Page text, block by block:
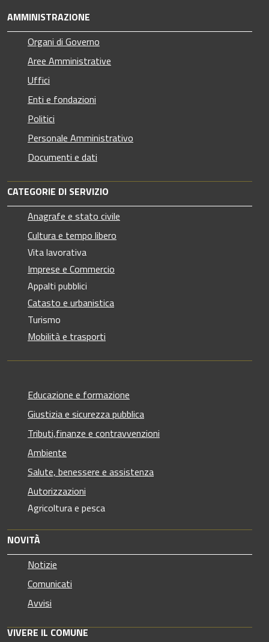
AMMINISTRAZIONE
Organi di Governo
Aree Amministrative
Uffici
Enti e fondazioni
Politici
Personale Amministrativo
Documenti e dati
CATEGORIE DI SERVIZIO
Anagrafe e stato civile
Cultura e tempo libero
Vita lavorativa
Imprese e Commercio
Appalti pubblici
Catasto e urbanistica
Turismo
Mobilità e trasporti
Educazione e formazione
Giustizia e sicurezza pubblica
Tributi,finanze e contravvenzioni
Ambiente
Salute, benessere e assistenza
Autorizzazioni
Agricoltura e pesca
NOVITÀ
Notizie
Comunicati
Avvisi
VIVERE IL COMUNE